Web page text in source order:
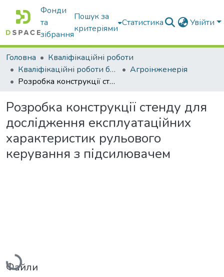
Фонди
та
зібрання
Пошук за
критеріями
Статистика Увійти
Головна
Кваліфікаційні роботи
Кваліфікаційні роботи бакалаврів
Агроінженерія
Розробка конструкції стенду для дослідження експлуатаційних характеристик рульового керування з підсилювачем
Розробка конструкції стенду для
дослідження експлуатаційних
характеристик рульового
керування з підсилювачем
Вантажиться...
Файли